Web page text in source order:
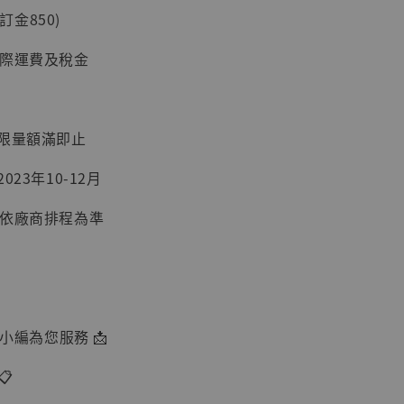
1/6系列
- +
金850)
運費及稅金
量額滿即止
年10-12月
廠商排程為準
編為您服務 📩